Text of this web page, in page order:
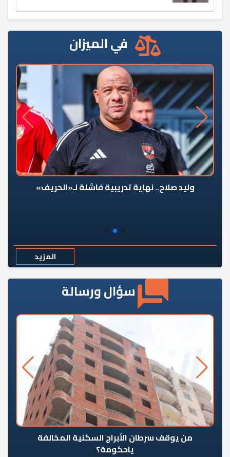
في الميزان
وليد صلاح.. نهاية تدريبية فاشلة لـ«الحريف»
المزيد
سؤال ورسالة
من يوقف سرطان الأبراج السكنية المخالفة
ياحكومة؟